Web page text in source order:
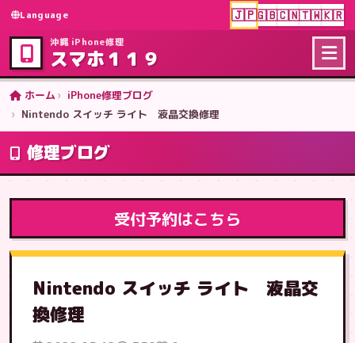
Language 🇯🇵🇬🇧🇨🇳🇹🇼🇰🇷
沖縄 iPhone修理
スマホ１１９
ホーム
iPhone修理ブログ
Nintendo スイッチ ライト 液晶交換修理
修理ブログ
受付予約はこちら
Nintendo スイッチ ライト 液晶交
換修理